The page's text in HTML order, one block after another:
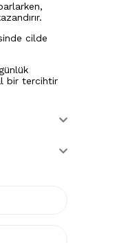
cilde
bir tercihtir